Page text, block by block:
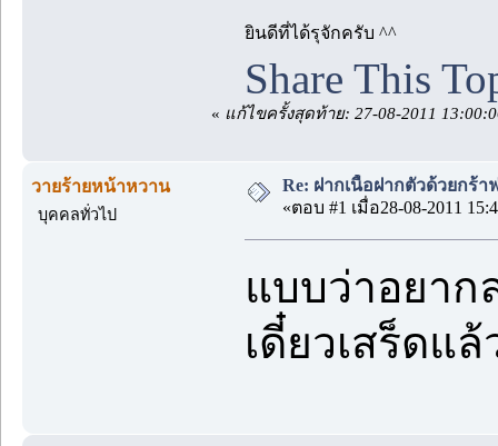
ยินดีที่ได้รุจักครับ ^^
Share This
« แก้ไขครั้งสุดท้าย: 27-08-2011
วายร้ายหน้าหวาน
บุคคลทั่วไป
Re: ฝากเนื้อฝากตัวด้วยกร้า
«ตอบ #1 เมื่อ28-08-2011
แบบว่าอยาก
เดี๋ยวเสร็ดแ